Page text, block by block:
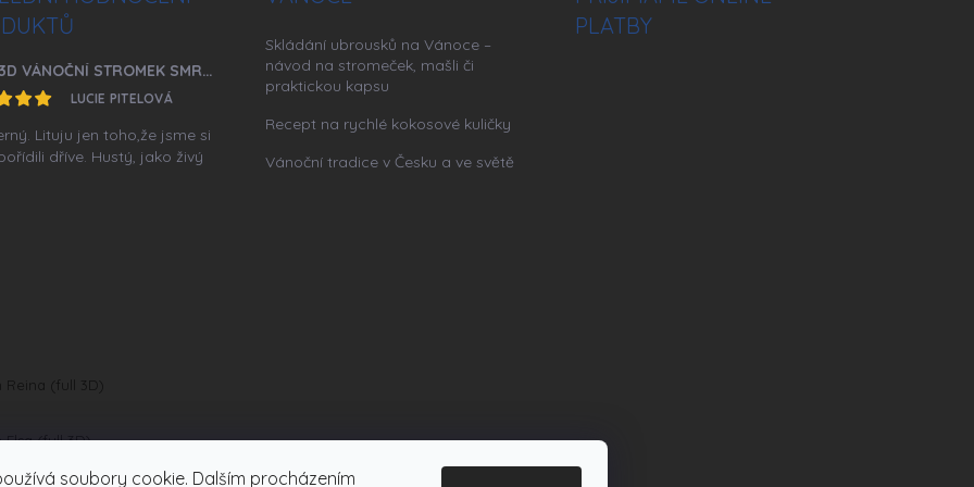
soubory cookie. Dalším procházením
FULL 3D VÁNOČNÍ STROMEK SMRK 220 CM ASTRID
LUCIE PITELOVÁ
Lituju jen toho,že jsme si
dříve. Hustý, jako živý
Skládání ubrousků na Vánoce –
návod na stromeček, mašli či
praktickou kapsu
Recept na rychlé kokosové kuličky
Vánoční tradice v Česku a ve světě
PLATBY
(full 3D)
Elsa (full 3D)